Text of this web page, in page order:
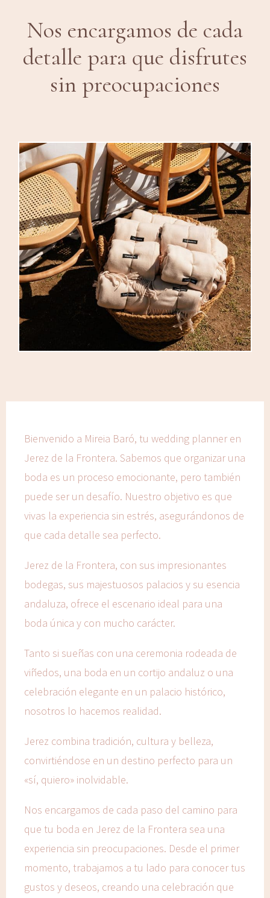
Nos encargamos de cada
detalle para que disfrutes
sin preocupaciones
Bienvenido a Mireia Baró, tu wedding planner en
Jerez de la Frontera. Sabemos que organizar una
boda es un proceso emocionante, pero también
puede ser un desafío. Nuestro objetivo es que
vivas la experiencia sin estrés, asegurándonos de
que cada detalle sea perfecto.
Jerez de la Frontera, con sus impresionantes
bodegas, sus majestuosos palacios y su esencia
andaluza, ofrece el escenario ideal para una
boda única y con mucho carácter.
Tanto si sueñas con una ceremonia rodeada de
viñedos, una boda en un cortijo andaluz o una
celebración elegante en un palacio histórico,
nosotros lo hacemos realidad.
Jerez combina tradición, cultura y belleza,
convirtiéndose en un destino perfecto para un
«sí, quiero» inolvidable.
Nos encargamos de cada paso del camino para
que tu boda en Jerez de la Frontera sea una
experiencia sin preocupaciones. Desde el primer
momento, trabajamos a tu lado para conocer tus
gustos y deseos, creando una celebración que